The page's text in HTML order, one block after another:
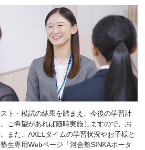
ト・模試の結果を踏まえ、今後の学習計
ご希望があれば随時実施しますので、お
また、AXELタイムの学習状況やお子様と
生専用Webページ「河合塾SINKAポータ